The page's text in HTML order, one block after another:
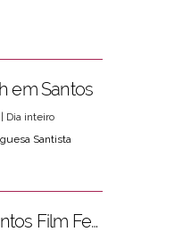
em Santos
Dia inteiro
Santista
Lançamento Santos Film Fest